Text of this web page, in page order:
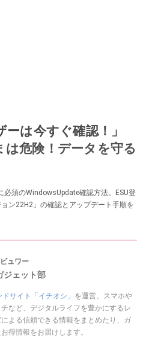
ーは今すぐ確認！」
危険！データを守る
須のWindowsUpdate確認方法。ESU登
ン22H2」の確認とアップデート手順を
ュワー
ェット部
ドサイト「イチオシ」 を運営。スマホや
など、デジタルライフを豊かにするレ
よる信頼できる情報をまとめたり、ガ
得情報をお届けします。